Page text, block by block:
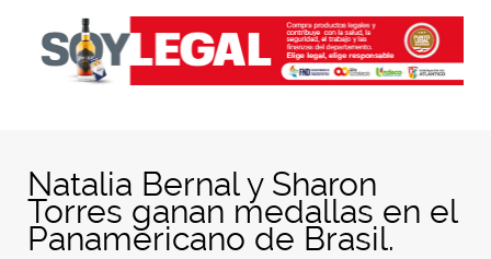
Natalia Bernal y Sharon
Torres ganan medallas en el
Panamericano de Brasil.